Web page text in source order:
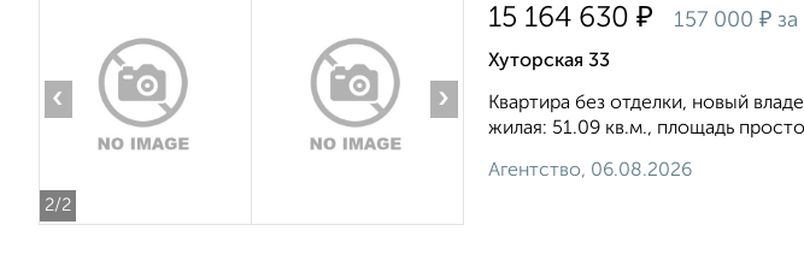
2/2
‹ ›
15 164 630 ₽ 157 000 ₽ за
Хуторская 33
Квартира без отделки, новый
жилая: 51.09 кв.м., площадь
Агентство, 06.08.2026